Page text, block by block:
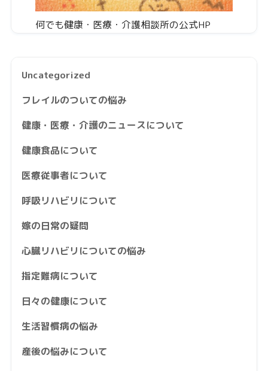
何でも健康・医療・介護相談所の公式HP
Uncategorized
フレイルのついての悩み
健康・医療・介護のニュースについて
健康食品について
医療従事者について
呼吸リハビリについて
嫁の日常の疑問
心臓リハビリについての悩み
指定難病について
日々の健康について
生活習慣病の悩み
産後の悩みについて